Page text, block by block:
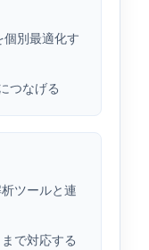
別最適化す
つなげる
ツールと連
で対応する